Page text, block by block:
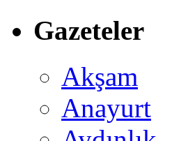
Gazeteler
Akşam
Anayurt